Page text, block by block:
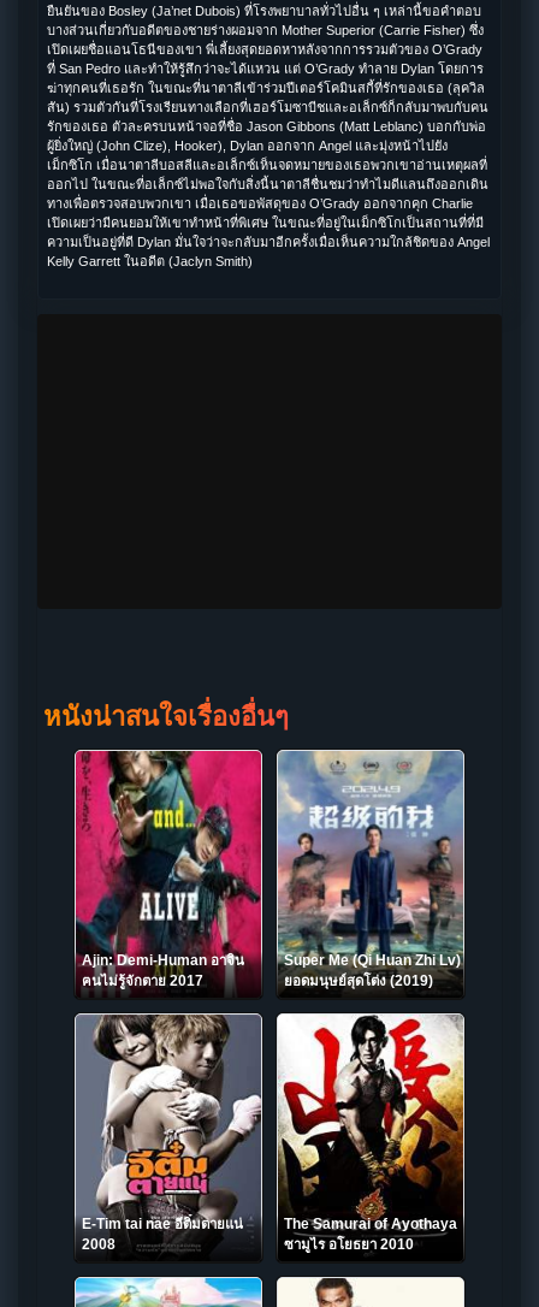
ยืนยันของ Bosley (Ja’net Dubois) ที่โรงพยาบาลทั่วไปอื่น ๆ เหล่านี้ขอคำตอบ
บางส่วนเกี่ยวกับอดีตของชายร่างผอมจาก Mother Superior (Carrie Fisher) ซึ่ง
เปิดเผยชื่อแอนโธนีของเขา พี่เลี้ยงสุดยอดหาหลังจากการรวมตัวของ O’Grady
ที่ San Pedro และทำให้รู้สึกว่าจะได้แหวน แต่ O’Grady ทำลาย Dylan โดยการ
ฆ่าทุกคนที่เธอรัก ในขณะที่นาตาลีเข้าร่วมปีเตอร์โคมินสกี้ที่รักของเธอ (ลุควิล
สัน) รวมตัวกันที่โรงเรียนทางเลือกที่เฮอร์โมซาบีชและอเล็กซ์ก็กลับมาพบกับคน
รักของเธอ ตัวละครบนหน้าจอที่ชื่อ Jason Gibbons (Matt Leblanc) บอกกับพ่อ
ผู้ยิ่งใหญ่ (John Clize), Hooker), Dylan ออกจาก Angel และมุ่งหน้าไปยัง
เม็กซิโก เมื่อนาตาลีบอสลีและอเล็กซ์เห็นจดหมายของเธอพวกเขาอ่านเหตุผลที่
ออกไป ในขณะที่อเล็กซ์ไม่พอใจกับสิ่งนี้นาตาลีชื่นชมว่าทำไมดีแลนถึงออกเดิน
ทางเพื่อตรวจสอบพวกเขา เมื่อเธอขอพัสดุของ O’Grady ออกจากคุก Charlie
เปิดเผยว่ามีคนยอมให้เขาทำหน้าที่พิเศษ ในขณะที่อยู่ในเม็กซิโกเป็นสถานที่ที่มี
ความเป็นอยู่ที่ดี Dylan มั่นใจว่าจะกลับมาอีกครั้งเมื่อเห็นความใกล้ชิดของ Angel
Kelly Garrett ในอดีต (Jaclyn Smith)
หนังน่าสนใจเรื่องอื่นๆ
Ajin: Demi-Human อาจิน
ฅนไม่รู้จักตาย 2017
Super Me (Qi Huan Zhi Lv)
ยอดมนุษย์สุดโต่ง (2019)
E-Tim tai nae อีติ๋มตายแน่
2008
The Samurai of Ayothaya
ซามูไร อโยธยา 2010